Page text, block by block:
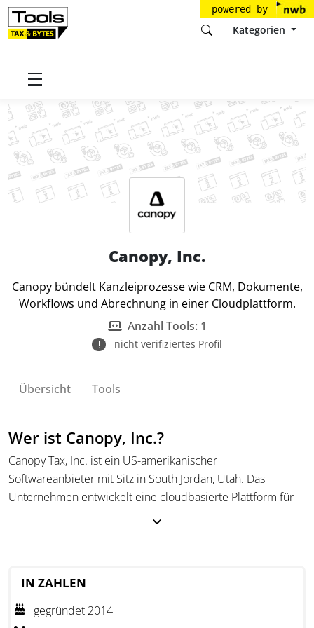
powered by
Kategorien
Startseite
Canopy, Inc.
Canopy bündelt Kanzleiprozesse wie CRM, Dokumente,
Workflows und Abrechnung in einer Cloudplattform.
Anzahl Tools: 1
nicht verifiziertes Profil
Übersicht Tools
Wer ist Canopy, Inc.?
Canopy Tax, Inc. ist ein US-amerikanischer
Softwareanbieter mit Sitz in South Jordan, Utah. Das
Unternehmen entwickelt eine cloudbasierte Plattform für
Kommunikation sowie Prozesse rund um Engagements und
Proposals.
Die Lösung richtet sich an Kanzleien, die operative Abläufe
IN ZAHLEN
gegründet 2014